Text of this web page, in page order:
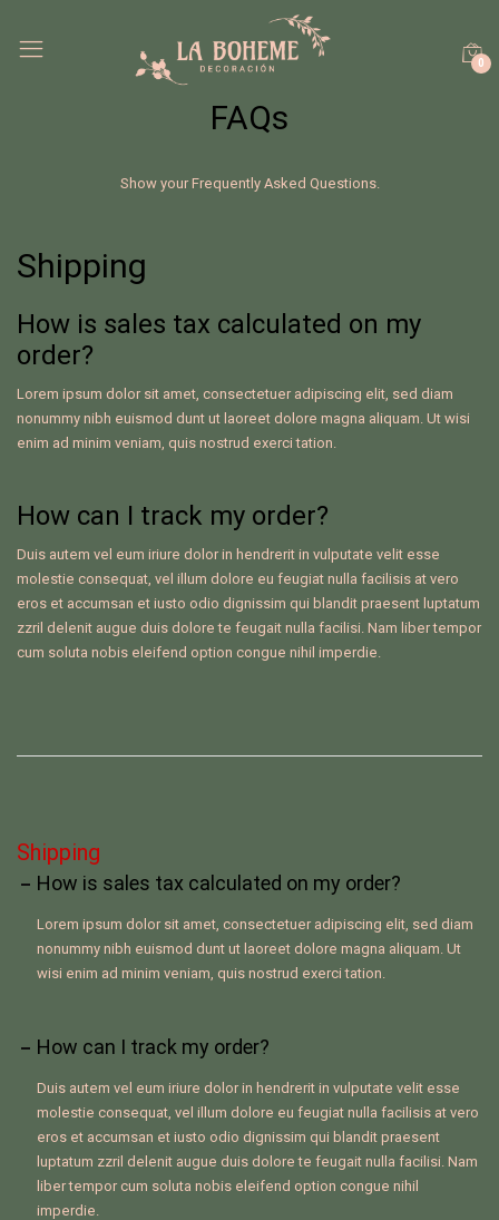
0
FAQs
Show your Frequently Asked Questions.
Shipping
How is sales tax calculated on my
order?
Lorem ipsum dolor sit amet, consectetuer adipiscing elit, sed diam
nonummy nibh euismod dunt ut laoreet dolore magna aliquam. Ut wisi
enim ad minim veniam, quis nostrud exerci tation.
How can I track my order?
Duis autem vel eum iriure dolor in hendrerit in vulputate velit esse
molestie consequat, vel illum dolore eu feugiat nulla facilisis at vero
eros et accumsan et iusto odio dignissim qui blandit praesent luptatum
zzril delenit augue duis dolore te feugait nulla facilisi. Nam liber tempor
cum soluta nobis eleifend option congue nihil imperdie.
Shipping
How is sales tax calculated on my order?
Lorem ipsum dolor sit amet, consectetuer adipiscing elit, sed diam
nonummy nibh euismod dunt ut laoreet dolore magna aliquam. Ut
wisi enim ad minim veniam, quis nostrud exerci tation.
How can I track my order?
Duis autem vel eum iriure dolor in hendrerit in vulputate velit esse
molestie consequat, vel illum dolore eu feugiat nulla facilisis at vero
eros et accumsan et iusto odio dignissim qui blandit praesent
luptatum zzril delenit augue duis dolore te feugait nulla facilisi. Nam
liber tempor cum soluta nobis eleifend option congue nihil
imperdie.